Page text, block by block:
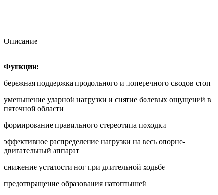
Описание
Функции:
бережная поддержка продольного и поперечного сводов стоп
уменьшение ударной нагрузки и снятие болевых ощущений в
пяточной области
формирование правильного стереотипа походки
эффективное распределение нагрузки на весь опорно-
двигательный аппарат
снижение усталости ног при длительной ходьбе
предотвращение образования натоптышей